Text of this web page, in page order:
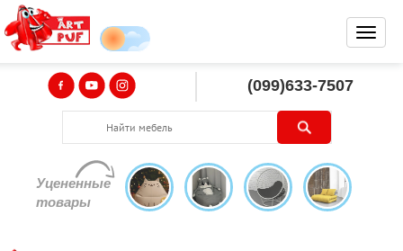
(099)633-7507
Уцененные
товары